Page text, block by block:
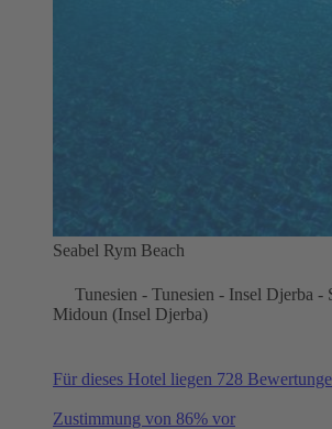
Seabel Rym Beach
Tunesien - Tunesien - Insel Djerba -
Midoun (Insel Djerba)
Für dieses Hotel liegen 728
Zustimmung von 86% vor